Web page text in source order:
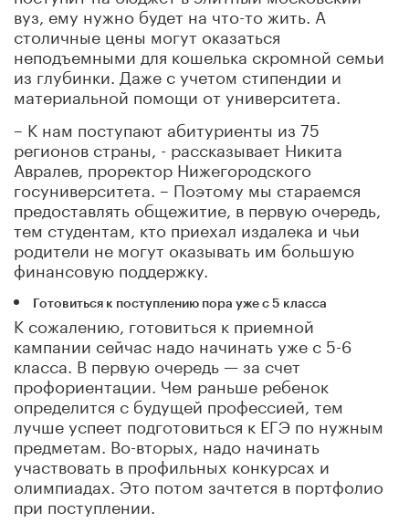
вуз, ему нужно будет на что-то жить. А
столичные цены могут оказаться
неподъемными для кошелька скромной семьи
из глубинки. Даже с учетом стипендии и
материальной помощи от университета.
– К нам поступают абитуриенты из 75
регионов страны, - рассказывает Никита
Авралев, проректор Нижегородского
госуниверситета. – Поэтому мы стараемся
предоставлять общежитие, в первую очередь,
тем студентам, кто приехал издалека и чьи
родители не могут оказывать им большую
финансовую поддержку.
Готовиться к поступлению пора уже с 5 класса
К сожалению, готовиться к приемной
кампании сейчас надо начинать уже с 5-6
класса. В первую очередь — за счет
профориентации. Чем раньше ребенок
определится с будущей профессией, тем
лучше успеет подготовиться к ЕГЭ по нужным
предметам. Во-вторых, надо начинать
участвовать в профильных конкурсах и
олимпиадах. Это потом зачтется в портфолио
при поступлении.